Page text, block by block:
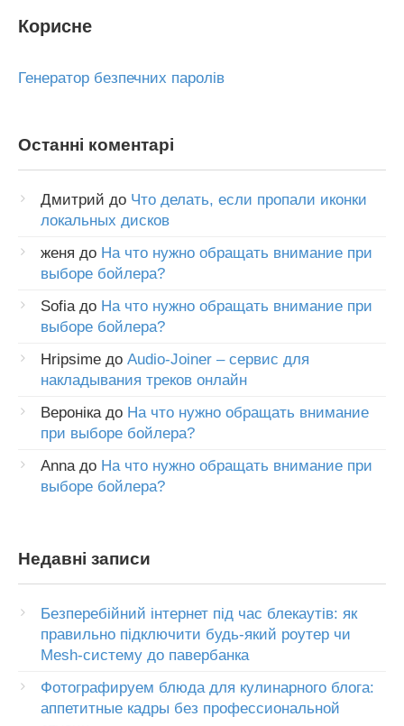
Корисне
Генератор безпечних паролів
Останні коментарі
Дмитрий до Что делать, если пропали иконки
локальных дисков
женя до На что нужно обращать внимание при
выборе бойлера?
Sofiaдо На что нужно обращать внимание при
выборе бойлера?
Hripsime до Audio-Joiner – сервис для
накладывания треков онлайн
Веронікадо На что нужно обращать внимание
при выборе бойлера?
Annaдо На что нужно обращать внимание при
выборе бойлера?
Недавні записи
Безперебійний інтернет під час блекаутів: як
правильно підключити будь-який роутер чи
Mesh-систему до павербанка
Фотографируем блюда для кулинарного блога:
аппетитные кадры без профессиональной